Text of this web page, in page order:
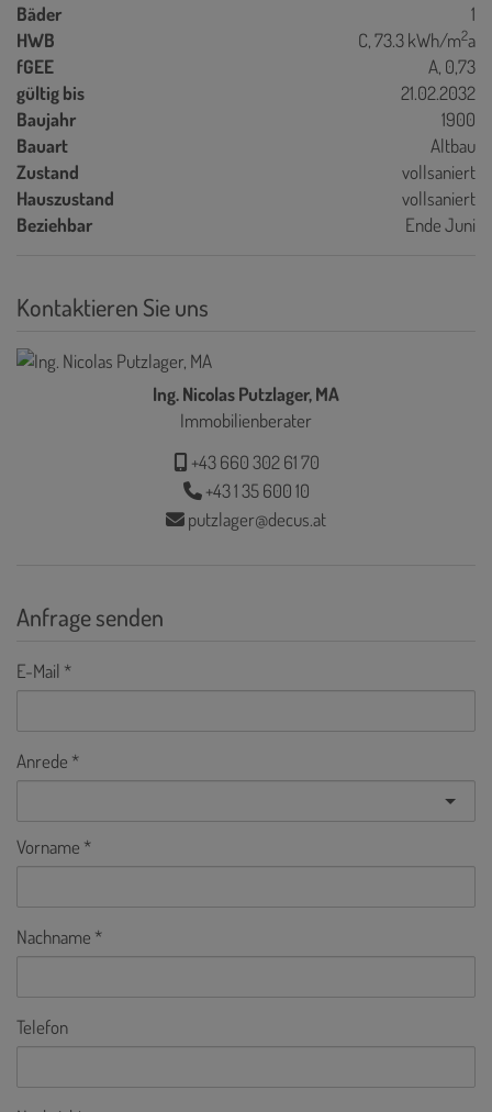
Bäder
1
HWB
C, 73.3 kWh/m2a
fGEE
A, 0,73
gültig bis
21.02.2032
Baujahr
1900
Bauart
Altbau
Zustand
vollsaniert
Hauszustand
vollsaniert
Beziehbar
Ende Juni
Kontaktieren Sie uns
Ing. Nicolas Putzlager, MA
Immobilienberater
+43 660 302 61 70
+43 1 35 600 10
putzlager@decus.at
Anfrage senden
E-Mail
Anrede
Vorname
Nachname
Telefon